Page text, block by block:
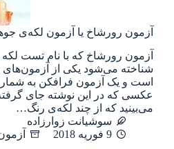
آزمون رورشاخ یا آزمون لکه‌ی
آزمون رورشاخ که با نام تست لکه‌
شناخته می‌شود یکی از
است و یک آزمون فرافکن به شمار
عکسی که در این نوشته جای گرفته
می‌بینید که از چند لکه‌ی رنگ…
سوشیانت زوارزاده
9 فوریه 2018